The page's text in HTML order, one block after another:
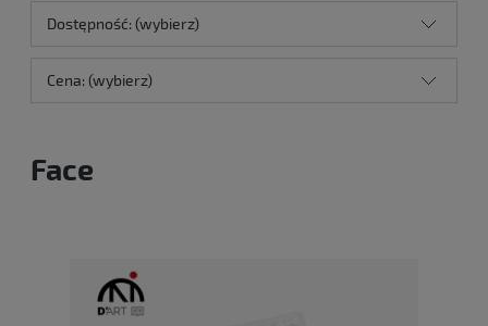
Dostępność: (wybierz)
Cena: (wybierz)
Face